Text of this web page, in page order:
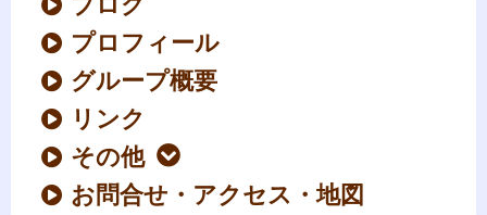
プロフィール
グループ概要
リンク
その他
お問合せ・アクセス・地図